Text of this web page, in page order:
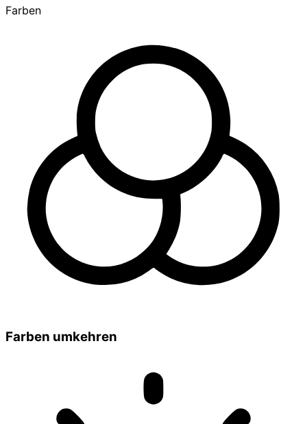
Farben
Farben umkehren